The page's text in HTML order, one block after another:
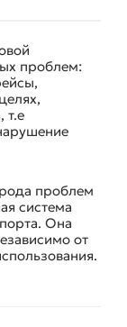
проблем:
т.е
проблем
система
Она
от